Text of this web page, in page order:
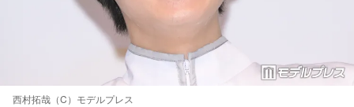
西村拓哉（C）モデルプレス